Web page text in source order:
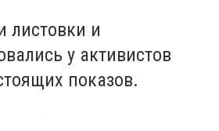
листовки и
у активистов
показов.